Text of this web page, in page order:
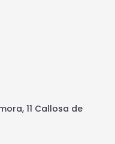
11 Callosa de